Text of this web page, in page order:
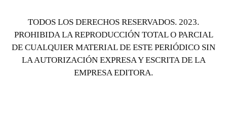
TODOS LOS DERECHOS RESERVADOS. 2023.
PROHIBIDA LA REPRODUCCIÓN TOTAL O PARCIAL
DE CUALQUIER MATERIAL DE ESTE PERIÓDICO SIN
LA AUTORIZACIÓN EXPRESA Y ESCRITA DE LA
EMPRESA EDITORA.